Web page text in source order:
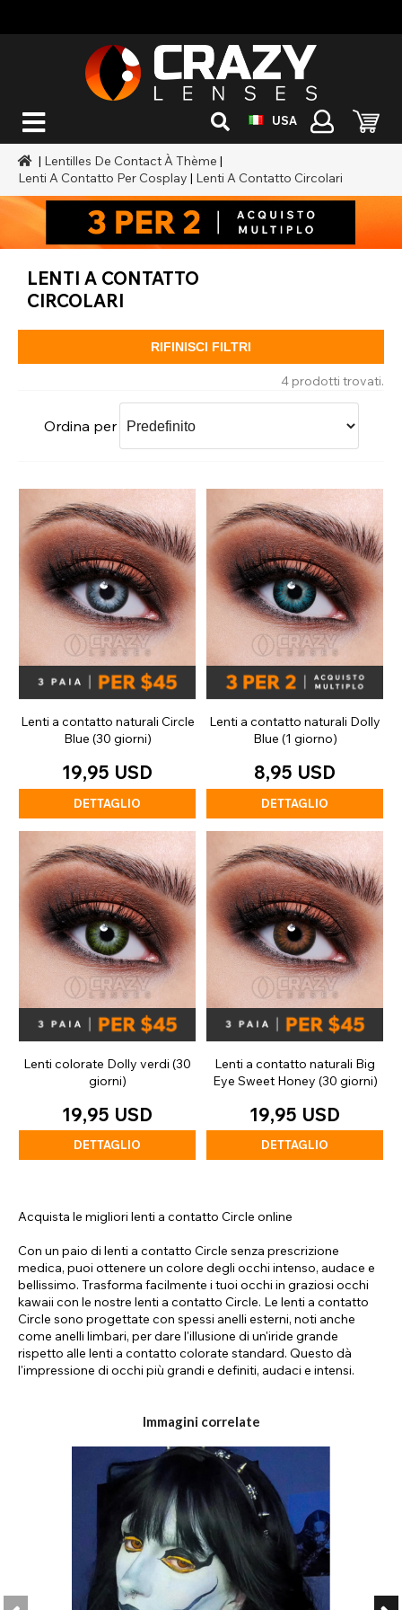
USA
| Lentilles De Contact À Thème |
Lenti A Contatto Per Cosplay | Lenti A Contatto Circolari
LENTI A CONTATTO
CIRCOLARI
RIFINISCI FILTRI
4 prodotti trovati.
Ordina per
Lenti a contatto naturali Circle
Blue (30 giorni)
19,95 USD
DETTAGLIO
Lenti a contatto naturali Dolly
Blue (1 giorno)
8,95 USD
DETTAGLIO
Lenti colorate Dolly verdi (30
giorni)
19,95 USD
DETTAGLIO
Lenti a contatto naturali Big
Eye Sweet Honey (30 giorni)
19,95 USD
DETTAGLIO
Acquista le migliori lenti a contatto Circle online
Con un paio di lenti a contatto Circle senza prescrizione
medica, puoi ottenere un colore degli occhi intenso, audace e
bellissimo. Trasforma facilmente i tuoi occhi in graziosi occhi
kawaii con le nostre lenti a contatto Circle. Le lenti a contatto
Circle sono progettate con spessi anelli esterni, noti anche
come anelli limbari, per dare l'illusione di un'iride grande
rispetto alle lenti a contatto colorate standard. Questo dà
l'impressione di occhi più grandi e definiti, audaci e intensi.
la bellezza coreana, ma è diventata popolare negli Stati Uniti,
moda e delle celebrità, vediamo sempre più persone
sperimentare con le lenti a contatto colorate.
Sebbene sia divertente cambiare il colore naturale degli occhi
con ogni tipo di tonalità, le lenti a contatto verdi si stanno
rivelando una scelta popolare grazie alla rarità di questo
colore. Provalo tu stesso con uno stile come le nostre lenti a
contatto verdi "dolly eye".
Immagini correlate